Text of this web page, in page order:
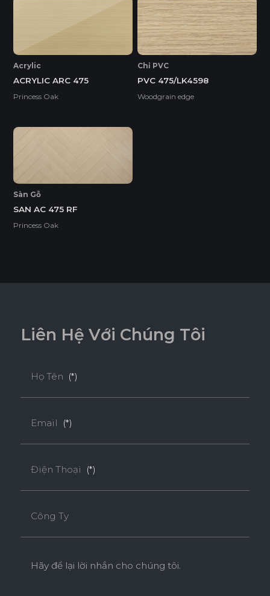
Acrylic
ACRYLIC ARC 475
Princess Oak
Chỉ PVC
PVC 475/LK4598
Woodgrain edge
Sàn Gỗ
SAN AC 475 RF
Princess Oak
Liên Hệ Với Chúng Tôi
Họ Tên (*)
Email (*)
Điện Thoại (*)
Công Ty
Hãy để lại lời nhắn cho chúng tôi.